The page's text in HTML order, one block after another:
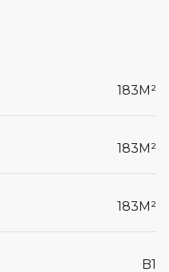
183 M²
183 M²
183 M²
B1